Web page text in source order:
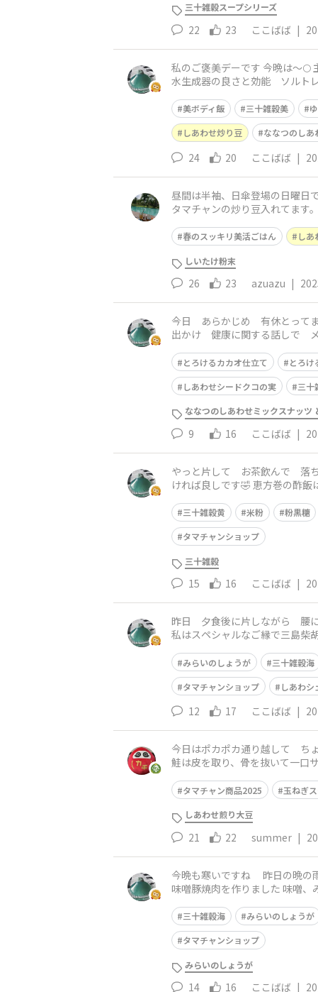
三十雑穀スープシリーズ
22 23 ここばば |
私のご褒美デーです 今晩は〜
水生成器の良さと効能 ソルトレイ
美ボディ飯 三十雑穀美
しあわせ炒り豆
ななつのしあ
24 20 ここばば |
昼間は半袖、日傘登場の日曜日でした！ 少
タマチャンの炒り豆入れてます。 乾物は、B群、ビタミンD、鉄分などの栄養素が増える とのこと。切り干し大根では、生の大根に比べてカルシ
春のスッキリ美活ごはん しあ
しいたけ粉末
26 23 azuazu |
今日 あらかじめ 有休とって
出かけ 健康に関する話しで メ
とろけるカカオ仕立て とろけ
しあわせシードクコの実
三十
ななつのしあわせミックスナッツ
9 16 ここばば |
やっと片して お茶飲んで 落
ければ良しです🤣 恵方巻の酢
三十雑穀黄 米粉 粉黒糖
タマチャンショップ
三十雑穀
15 16 ここばば |
昨日 夕食後に片しながら 腰
私はスペシャルなご縁で三島
みらいのしょうが 三十雑穀海
タマチャンショップ
しあわシ
12 17 ここばば |
今日はポカポカ通り越して ちょっと動
鮭は皮を取り、骨を抜いて一
タマチャン商品2025 玉ねぎ
しあわせ煎り大豆
21 22 summer |
今晩も寒いですね 昨日の晩の雨もあり、朝の出
味噌󠄀豚焼肉を作りました 味噌󠄀
三十雑穀海 みらいのしょうが
タマチャンショップ
みらいのしょうが
14 16 ここばば |